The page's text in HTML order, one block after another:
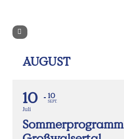
AUGUST
10
Juli
10
SEPT.
Sommerprogramm